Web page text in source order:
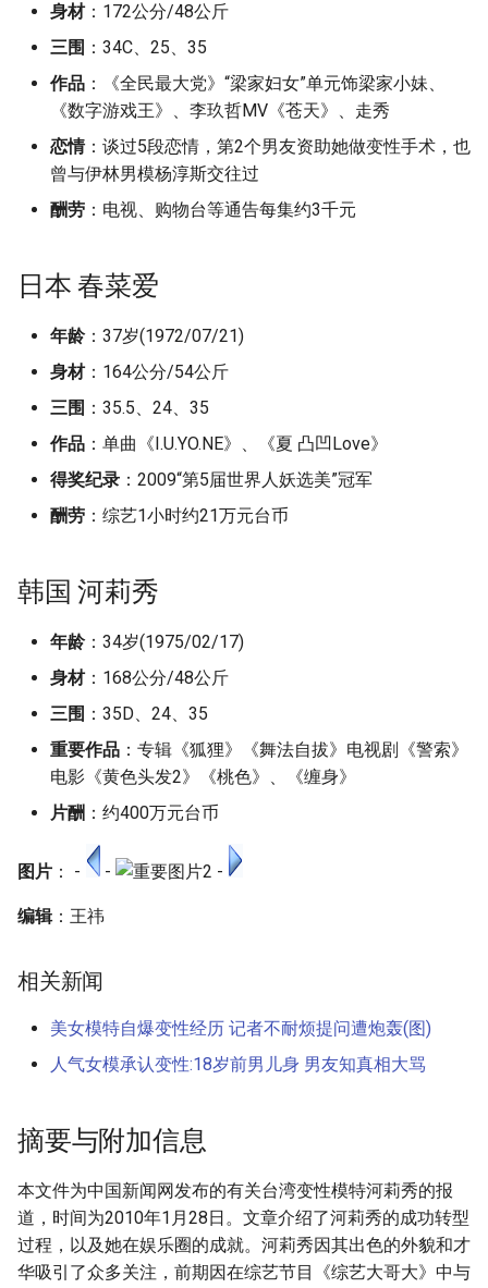
身材：172公分/48公斤
三围 ：34C、25、35
作品 ：《全民最大党》“梁家妇女”单元饰梁家小妹、
《数字游戏王》、李玖哲MV《苍天》、走秀
恋情：谈过5段恋情，第2个男友资助她做变性手术，也
曾与伊林男模杨淳斯交往过
酬劳 ：电视、购物台等通告每集约3千元
日本 春菜爱
年龄：37岁(1972/07/21)
身材：164公分/54公斤
三围 ：35.5、24、35
作品 ：单曲《I.U.YO.NE》、《夏 凸凹Love》
得奖纪录 ：2009“第5届世界人妖选美”冠军
酬劳 ：综艺1小时约21万元台币
韩国 河莉秀
年龄：34岁(1975/02/17)
身材：168公分/48公斤
三围 ：35D、24、35
重要作品 ：专辑《狐狸》《舞法自拔》电视剧《警索》
电影《黄色头发2》《桃色》、《缠身》
片酬 ：约400万元台币
图片 ： - - -
编辑：王祎
相关新闻
美女模特自爆变性经历 记者不耐烦提问遭炮轰(图)
人气女模承认变性:18岁前男儿身 男友知真相大骂
摘要与附加信息
本文件为中国新闻网发布的有关台湾变性模特河莉秀的报
道，时间为2010年1月28日。文章介绍了河莉秀的成功转型
过程，以及她在娱乐圈的成就。河莉秀因其出色的外貌和才
华吸引了众多关注，前期因在综艺节目《综艺大哥大》中与